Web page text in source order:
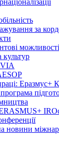
за
можливості
Еразмус+
новини